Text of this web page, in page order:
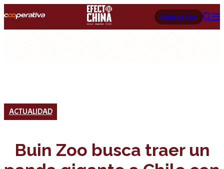
Radio en Vivo
ACTUALIDAD
Buin Zoo busca traer un